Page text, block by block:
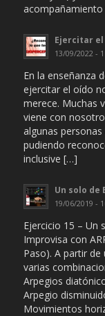
Ejercitar
13/09/2022 -
En la enseñanza
ejercitar el oído
merece. Muchas
viene con
algunas
pudiendo
inclusive […]
Un solo de
19/06/2019 -
Ejercicio 15 – Un
Improvisa con
Paso). A partir
varias
Arpegios
Arpegio
Movimientos